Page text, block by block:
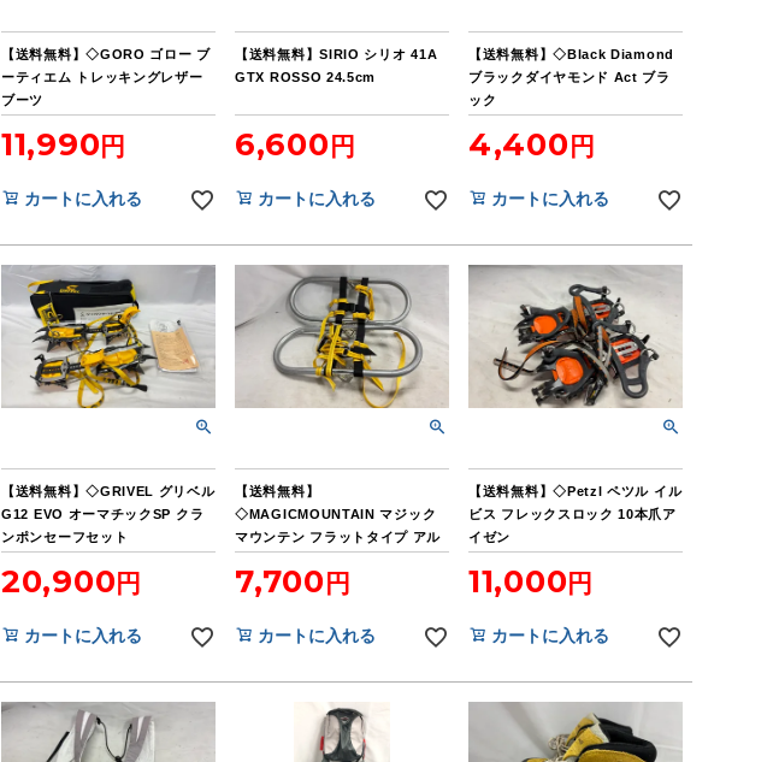
【送料無料】◇GORO ゴロー ブ
ーティエム トレッキングレザー
ブーツ
11,990
カートに入れる
【送料無料】SIRIO シリオ 41A
GTX ROSSO 24.5cm
6,600
カートに入れる
【送料無料】◇Black Diamond
ブラックダイヤモンド Act ブラ
ック
4,400
カートに入れる
【送料無料】◇GRIVEL グリベル
G12 EVO オーマチックSP クラ
ンポンセーフセット
20,900
カートに入れる
【送料無料】
◇MAGICMOUNTAIN マジック
マウンテン フラットタイプ アル
7,700
カートに入れる
【送料無料】◇Petzl ペツル イル
ビス フレックスロック 10本爪ア
イゼン
11,000
カートに入れる